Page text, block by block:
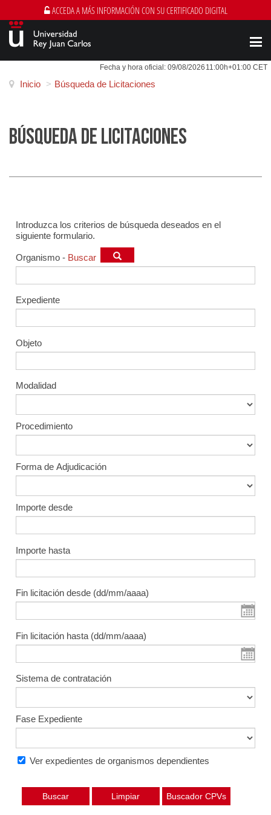
Fecha y hora oficial: 09/08/2026 11:00h+01:00 CET
ACCEDA A MÁS INFORMACIÓN CON SU CERTIFICADO DIGITAL
Inicio > Búsqueda de Licitaciones
BÚSQUEDA DE LICITACIONES
Introduzca los criterios de búsqueda deseados en el
siguiente formulario.
Organismo - Buscar
Expediente
Objeto
Modalidad
Procedimiento
Forma de Adjudicación
Importe desde
Importe hasta
Fin licitación desde (dd/mm/aaaa)
Fin licitación hasta (dd/mm/aaaa)
Sistema de contratación
Fase Expediente
Ver expedientes de organismos dependientes